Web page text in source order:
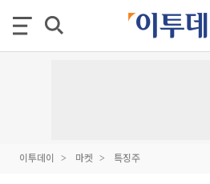
이투데이 마켓 특징주